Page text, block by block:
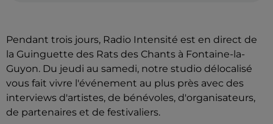
Pendant trois jours, Radio Intensité est en direct de
la Guinguette des Rats des Chants à Fontaine-la-
Guyon. Du jeudi au samedi, notre studio délocalisé
vous fait vivre l'événement au plus près avec des
interviews d'artistes, de bénévoles, d'organisateurs,
de partenaires et de festivaliers.